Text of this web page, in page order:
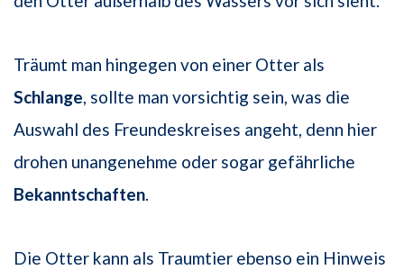
Träumt man hingegen von einer Otter als
Schlange, sollte man vorsichtig sein, was die
Auswahl des Freundeskreises angeht, denn hier
drohen unangenehme oder sogar gefährliche
Bekanntschaften.
Die Otter kann als Traumtier ebenso ein Hinweis